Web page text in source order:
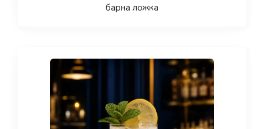
барна ложка